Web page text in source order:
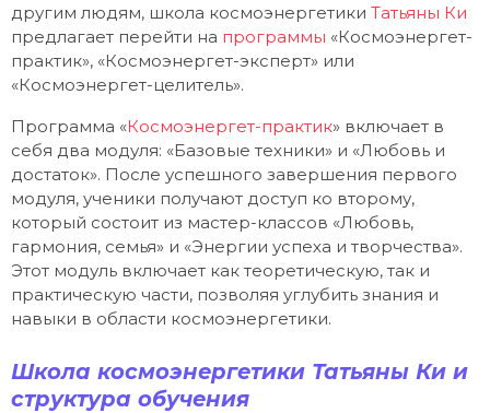
другим людям, школа космоэнергетики Татьяны Ки
предлагает перейти на программы «Космоэнергет-
практик», «Космоэнергет-эксперт» или
«Космоэнергет-целитель».
Программа «Космоэнергет-практик» включает в
себя два модуля: «Базовые техники» и «Любовь и
достаток». После успешного завершения первого
модуля, ученики получают доступ ко второму,
который состоит из мастер-классов «Любовь,
гармония, семья» и «Энергии успеха и творчества».
Этот модуль включает как теоретическую, так и
практическую части, позволяя углубить знания и
навыки в области космоэнергетики.
Школа космоэнергетики Татьяны Ки и
структура обучения